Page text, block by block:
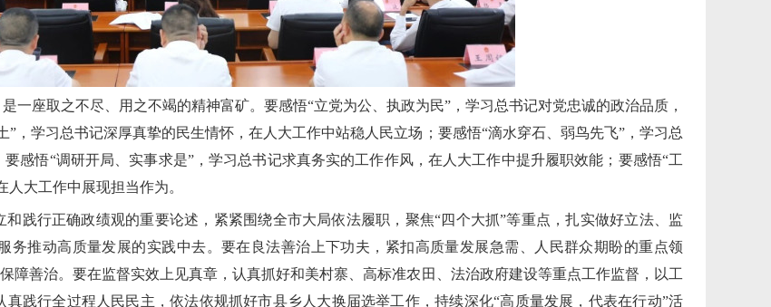
一座取之不尽、用之不竭的精神富矿。要感悟“立党为公、执政为民”，学习总书记对党忠诚的政治品质，
，学习总书记深厚真挚的民生情怀，在人大工作中站稳人民立场；要感悟“滴水穿石、弱鸟先飞”，学习总
感悟“调研开局、实事求是”，学习总书记求真务实的工作作风，在人大工作中提升履职效能；要感悟“工
大工作中展现担当作为。
践行正确政绩观的重要论述，紧紧围绕全市大局依法履职，聚焦“四个大抓”等重点，扎实做好立法、监
务推动高质量发展的实践中去。要在良法善治上下功夫，紧扣高质量发展急需、人民群众期盼的重点领
障善治。要在监督实效上见真章，认真抓好和美村寨、高标准农田、法治政府建设等重点工作监督，以工
践行全过程人民民主，依法依规抓好市县乡人大换届选举工作，持续深化“高质量发展，代表在行动”活